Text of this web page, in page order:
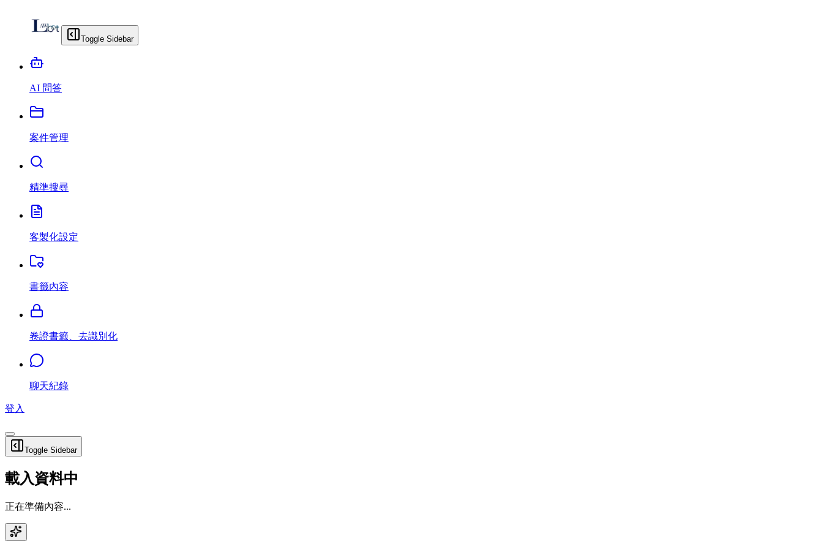
Toggle Sidebar
AI 問答
案件管理
精準搜尋
客製化設定
書籤內容
卷證書籤、去識別化
聊天紀錄
登入
Toggle Sidebar
載入資料中
正在準備內容...